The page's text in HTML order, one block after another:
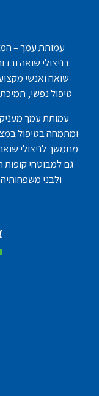
עמותת עמך –
שואה ואנשי
טיפול נפשי,
עמותת עמך
ומתמחה בטיפול
מתמשך לניצולי
גם למבוטחי
ולבני